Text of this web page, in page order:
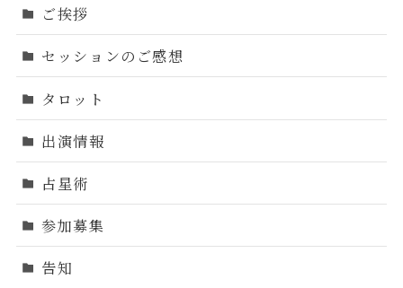
ご挨拶
セッションのご感想
タロット
出演情報
占星術
参加募集
告知